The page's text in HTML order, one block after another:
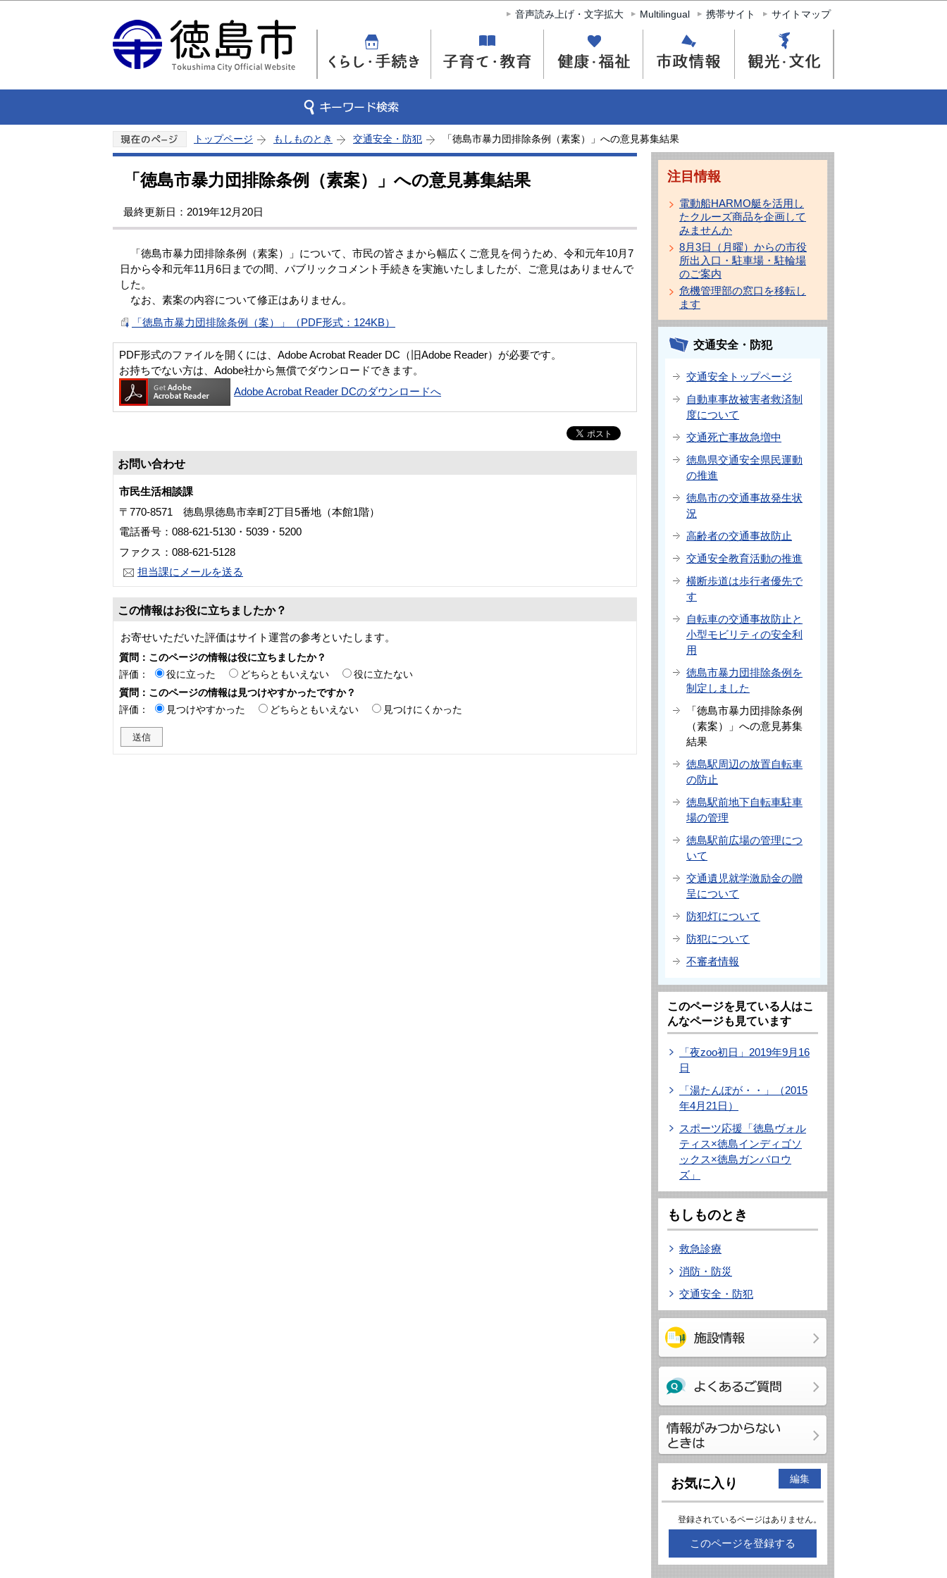
このページの本文へ移動
音声読み上げ・文字拡大 Multilingual 携帯サイト サイトマップ
トップページ もしものとき 交通安全・防犯 「徳島市暴力団排除条例（素案）」への意見募集結果
「徳島市暴力団排除条例（素案）」への意見募集結果
最終更新日：2019年12月20日
「徳島市暴力団排除条例（素案）」について、市民の皆さまから幅広くご意見を伺うため、令和元年10月7
日から令和元年11月6日までの間、パブリックコメント手続きを実施いたしましたが、ご意見はありませんで
した。
なお、素案の内容について修正はありません。
「徳島市暴力団排除条例（案）」（PDF形式：124KB）
PDF形式のファイルを開くには、Adobe Acrobat Reader DC（旧Adobe Reader）が必要です。
お持ちでない方は、Adobe社から無償でダウンロードできます。
Adobe Acrobat Reader DCのダウンロードへ
お問い合わせ
市民生活相談課
〒770-8571 徳島県徳島市幸町2丁目5番地（本館1階）
電話番号：088-621-5130・5039・5200
ファクス：088-621-5128
担当課にメールを送る
この情報はお役に立ちましたか？
お寄せいただいた評価はサイト運営の参考といたします。
質問：このページの情報は役に立ちましたか？
評価：
役に立った どちらともいえない
役に立たない
質問：このページの情報は見つけやすかったですか？
評価：
見つけやすかった どちらともいえない 見つけにくかった
注目情報
電動船HARMO艇を活用し
たクルーズ商品を企画して
みませんか
8月3日（月曜）からの市役
所出入口・駐車場・駐輪場
のご案内
危機管理部の窓口を移転し
ます
交通安全・防犯
交通安全トップページ
自動車事故被害者救済制
度について
交通死亡事故急増中
徳島県交通安全県民運動
の推進
徳島市の交通事故発生状
況
高齢者の交通事故防止
交通安全教育活動の推進
横断歩道は歩行者優先で
す
自転車の交通事故防止と
小型モビリティの安全利
用
徳島市暴力団排除条例を
制定しました
「徳島市暴力団排除条例
（素案）」への意見募集
結果
徳島駅周辺の放置自転車
の防止
徳島駅前地下自転車駐車
場の管理
徳島駅前広場の管理につ
いて
交通遺児就学激励金の贈
呈について
防犯灯について
防犯について
不審者情報
このページを見ている人はこ
んなページも見ています
「夜zoo初日」2019年9月16
日
「湯たんぽが・・」（2015
年4月21日）
スポーツ応援「徳島ヴォル
ティス×徳島インディゴソ
ックス×徳島ガンバロウ
ズ」
もしものとき
救急診療
消防・防災
交通安全・防犯
お気に入り 編集
登録されているページはありません。
このページを登録する